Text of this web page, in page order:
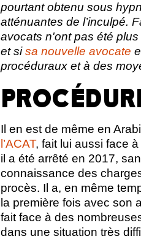
pourtant obtenu sous
atténuantes de l’inculpé.
avocats n'ont pas été
et sisa nouvelle avocate
procéduraux et à des
Il en est de même en
l’ACAT, fait lui aussi face
il a été arrêté en 2017,
connaissance des
procès. Il a, en même
la première fois avec son
fait face à des
dans une situation très